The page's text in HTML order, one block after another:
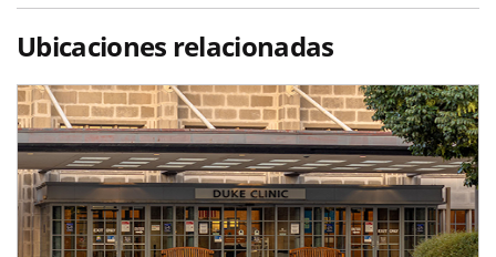
Ubicaciones relacionadas